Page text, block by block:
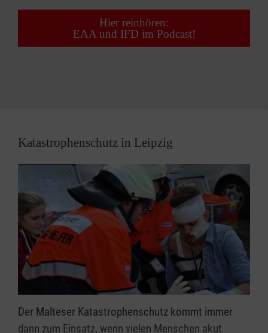
Hier reinhören:
EAA und IFD im Podcast!
Katastrophenschutz in Leipzig
Der Malteser Katastrophenschutz kommt immer
dann zum Einsatz, wenn vielen Menschen akut